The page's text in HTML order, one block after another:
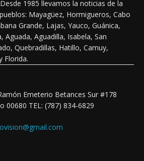
1985 llevamos la noticias de la
Mayagüez, Hormigueros, Cabo
Grande, Lajas, Yauco, Guánica,
Aguada, Aguadilla, Isabela, San
Quebradillas, Hatillo, Camuy,
Florida.
Emeterio Betances Sur #178
00680 TEL: (787) 834-6829